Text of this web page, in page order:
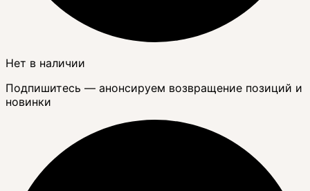
Нет в наличии
Подпишитесь — анонсируем возвращение позиций и
новинки